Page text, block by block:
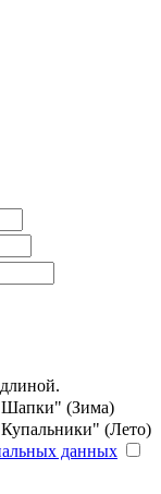
"Шапки" (Зима)
(Лето)
данных